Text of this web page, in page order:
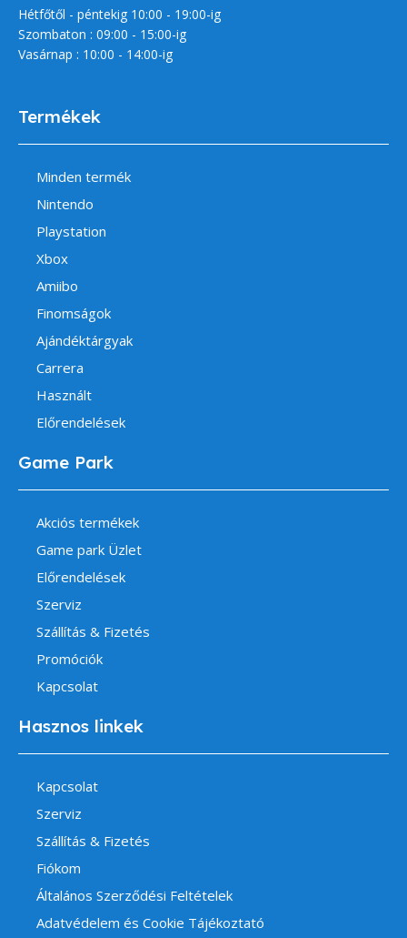
Hétfőtől - péntekig 10:00 - 19:00-ig
Szombaton : 09:00 - 15:00-ig
Vasárnap : 10:00 - 14:00-ig
Termékek
Minden termék
Nintendo
Playstation
Xbox
Amiibo
Finomságok
Ajándéktárgyak
Carrera
Használt
Előrendelések
Game Park
Akciós termékek
Game park Üzlet
Előrendelések
Szerviz
Szállítás & Fizetés
Promóciók
Kapcsolat
Hasznos linkek
Kapcsolat
Szerviz
Szállítás & Fizetés
Fiókom
Általános Szerződési Feltételek
Adatvédelem és Cookie Tájékoztató